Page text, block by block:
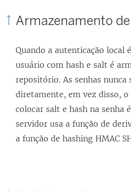
Armazenamento
Quando a autenticação local
usuário com hash e salt é
repositório. As senhas nunca
diretamente, em vez disso, o
colocar salt e hash na senha
servidor usa a função de
a função de hashing HMAC